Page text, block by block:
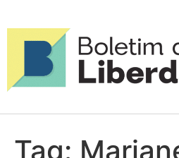
Tag: